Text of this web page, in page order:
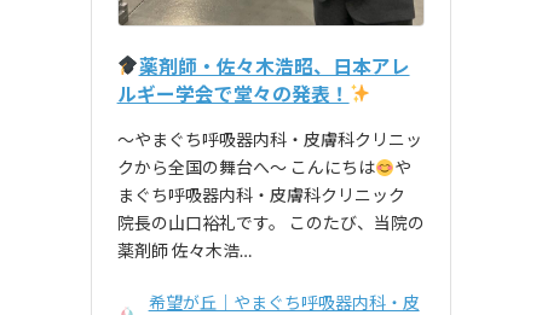
薬剤師・佐々木浩昭、日本アレ
ルギー学会で堂々の発表！
〜やまぐち呼吸器内科・皮膚科クリニッ
クから全国の舞台へ〜 こんにちは
や
まぐち呼吸器内科・皮膚科クリニック
院長の山口裕礼です。 このたび、当院の
薬剤師 佐々木浩…
希望が丘｜やまぐち呼吸器内科・皮